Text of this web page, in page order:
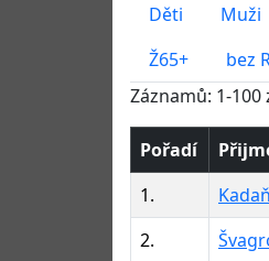
Děti Muži
Ž65+
bez
Záznamů: 1-
Pořadí
1.
2.